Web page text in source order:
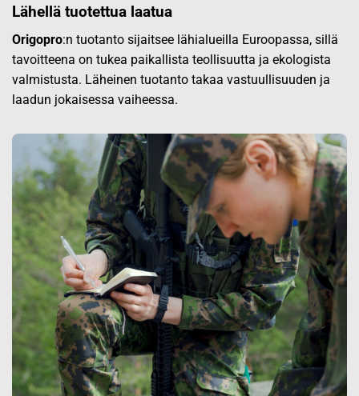
Lähellä tuotettua laatua
Origopro:n tuotanto sijaitsee lähialueilla Euroopassa, sillä
tavoitteena on tukea paikallista teollisuutta ja ekologista
valmistusta. Läheinen tuotanto takaa vastuullisuuden ja
laadun jokaisessa vaiheessa.